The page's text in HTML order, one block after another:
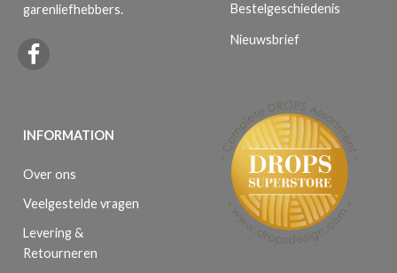
garenliefhebbers.
INFORMATION
Over ons
Veelgestelde vragen
Levering &
Retourneren
Bestelgeschiedenis
Nieuwsbrief